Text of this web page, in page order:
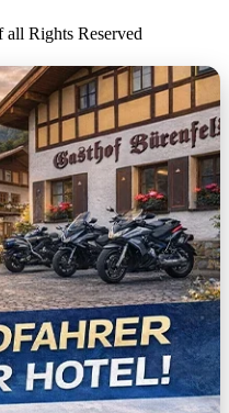
Rights Reserved